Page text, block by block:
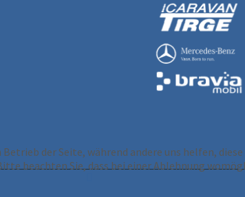
der Seite, während andere uns helfen,
beachten Sie, dass bei einer Ablehnung